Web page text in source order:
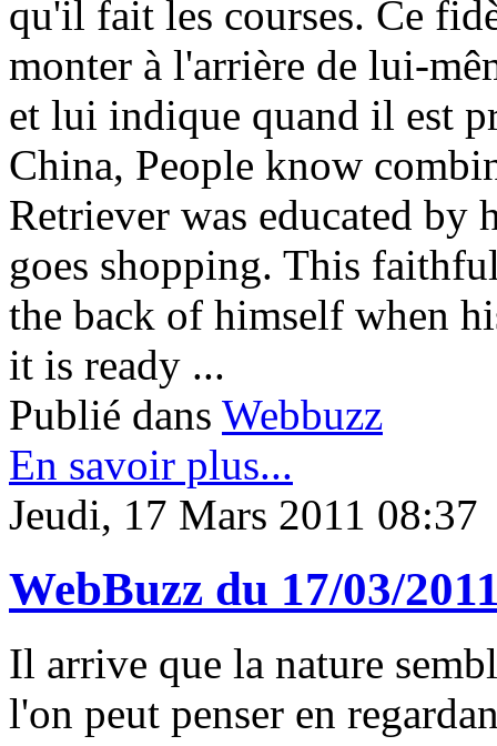
qu'il fait les courses. Ce
monter à l'arrière de lui-
et lui indique quand il est
China, People know
Retriever was educated by
goes shopping. This
the back of himself when
it is ready ...
Publié dans Webbuzz
En savoir plus...
Jeudi, 17 Mars 2011 08:37
WebBuzz du 17/03/
Il arrive que la nature
l'on peut penser en